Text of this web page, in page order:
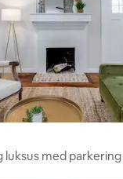
luksus med